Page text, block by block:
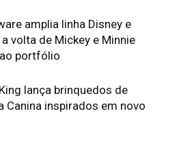
amplia linha Disney e
volta de Mickey e Minnie
portfólio
lança brinquedos de
Canina inspirados em novo